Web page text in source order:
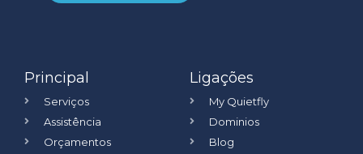
Principal
Serviços
Assistência
Orçamentos
Ligações
My Quietfly
Dominios
Blog